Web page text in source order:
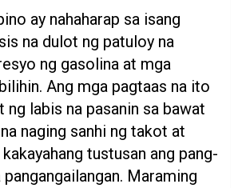
ay nahaharap sa isang
na dulot ng patuloy na
ng gasolina at mga
Ang mga pagtaas na ito
ng labis na pasanin sa bawat
naging sanhi ng takot at
tustusan ang pang-
Maraming